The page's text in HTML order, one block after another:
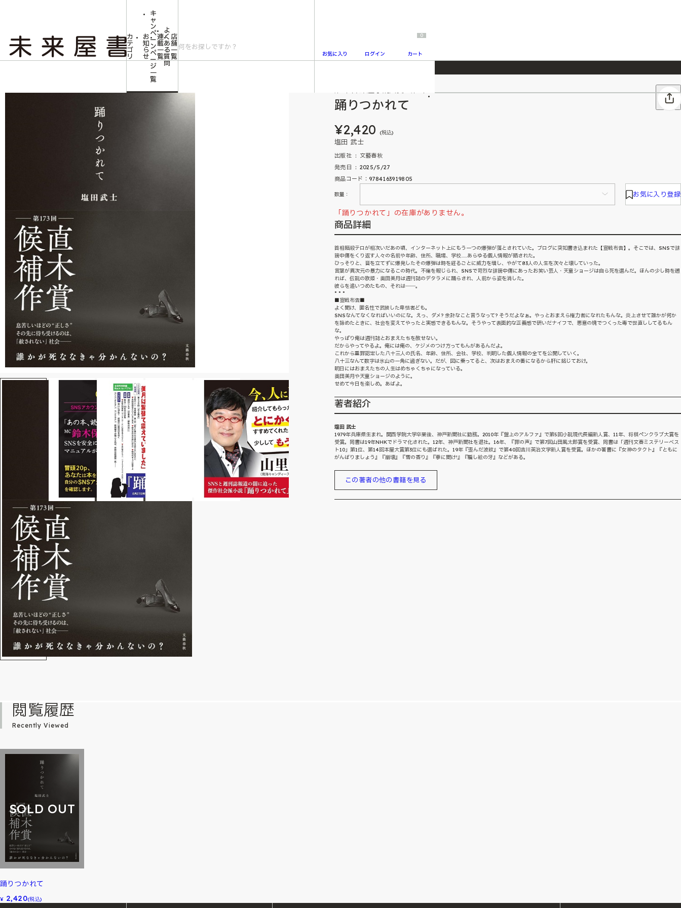
2026/7/23 『ONE PIECE magazine 021 ONE PIECEカード付き同梱版』発売延期のご案内
カ
テ
ゴ
リ
お
知
ら
せ
キ
ャ
ン
ペ
ー
ン
ペ
ー
ジ
一
覧
連
載
一
覧
よ
く
あ
る
質
問
店
舗
一
覧
お気に入り ログイン
0
カート
踊りつかれて
¥2,420 (税込)
塩田 武士
出版社 ‏ : ‎ 文藝春秋
発売日 ‏ : ‎ 2025/5/27
商品コード：9784163919805
数量： お気に入り登録
「踊りつかれて」の在庫がありません。
商品詳細
首相暗殺テロが相次いだあの頃、インターネット上にもう一つの爆弾が落とされていた。ブログに突如書き込まれた【宣戦布告】。そこでは、SNSで誹
謗中傷をくり返す人々の名前や年齢、住所、職場、学校……あらゆる個人情報が晒された。
ひっそりと、音を立てずに爆発したその爆弾は時を経るごとに威力を増し、やがて83人の人生を次々と壊していった。
言葉が異次元の暴力になるこの時代。不倫を報じられ、SNSで苛烈な誹謗中傷にあったお笑い芸人・天童ショージは自ら死を選んだ。ほんの少し時を遡
れば、伝説の歌姫・奥田美月は週刊誌のデタラメに踊らされ、人前から姿を消した。
彼らを追いつめたもの、それは――。
* * *
■宣戦布告■
よく聞け、匿名性で武装した卑怯者ども。
SNSなんてなくなればいいのにな。えっ、ダメ? 余計なこと言うなって? そうだよなぁ。やっとおまえら権力者になれたもんな。炎上させて誰かが何か
を諦めたときに、社会を変えてやったと実感できるもんな。そうやって表面的な正義感で研いだナイフで、悪意の塊でつくった毒で世直ししてるもん
な。
やっぱり俺は週刊誌とおまえたちを赦せない。
だからやってやるよ。俺には俺の、ケジメのつけ方ってもんがあるんだよ。
これから重罪認定した八十三人の氏名、年齢、住所、会社、学校、判明した個人情報の全てを公開していく。
八十三なんて数字は氷山の一角に過ぎない。だが、図に乗ってると、次はおまえの番になるから肝に銘じておけ。
明日にはおまえたちの人生はめちゃくちゃになっている。
奥田美月や天童ショージのように。
せめて今日を楽しめ。あばよ。
著者紹介
塩田 武士
1979年兵庫県生まれ。関西学院大学卒業後、神戸新聞社に勤務。2010年『盤上のアルファ』で第5回小説現代長編新人賞、11年、将棋ペンクラブ大賞を
受賞。同書は19年NHKでドラマ化された。12年、神戸新聞社を退社。16年、『罪の声』で第7回山田風太郎賞を受賞、同書は「週刊文春ミステリーベス
ト10」第1位、第14回本屋大賞第3位にも選ばれた。19年『歪んだ波紋』で第40回吉川英治文学新人賞を受賞。ほかの著書に『女神のタクト』『ともに
がんばりましょう』『崩壊』『雪の香り』『拳に聞け!』『騙し絵の牙』などがある。
この著者の他の書籍を見る
閲覧履歴
Recently Viewed
SOLD OUT
踊りつかれて
¥ 2,420(税込)